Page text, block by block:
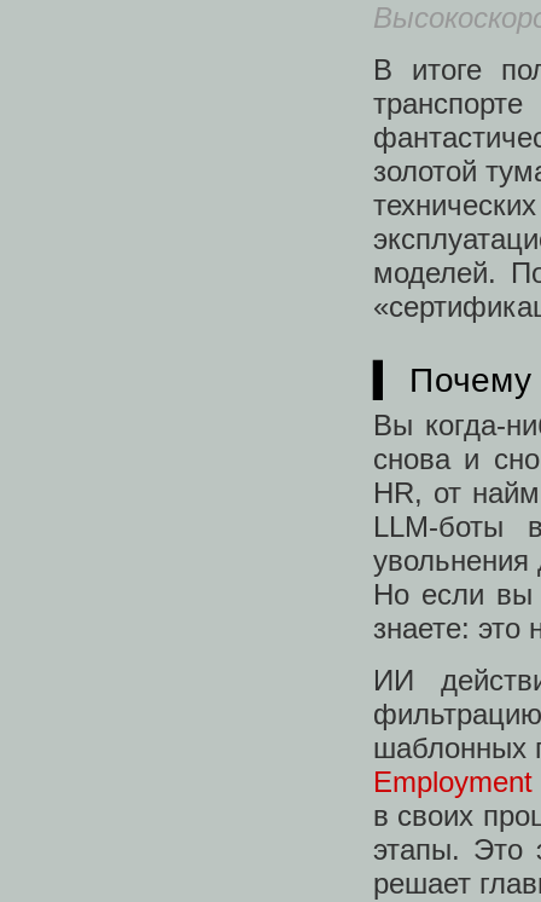
В итоге
золотой
моделей.
▍
Вы когда-
снова и
HR, от
LLM-боты
увольнения
Но если вы
знаете: это
ИИ
шаблонных
в своих
этапы. Это
решает